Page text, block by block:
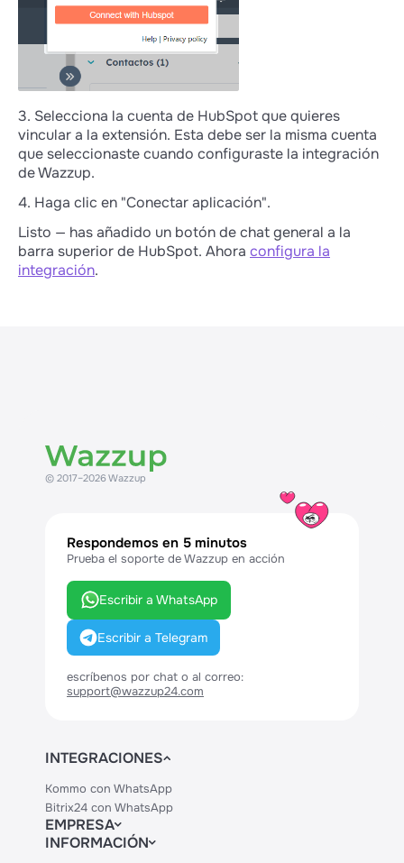
3. Selecciona la cuenta de HubSpot que quieres
vincular a la extensión. Esta debe ser la misma cuenta
que seleccionaste cuando configuraste la integración
de Wazzup.
4. Haga clic en "Conectar aplicación".
Listo — has añadido un botón de chat general a la
barra superior de HubSpot. Ahora configura la
integración.
© 2017–2026 Wazzup
Respondemos en 5 minutos
Prueba el soporte de Wazzup en acción
Escribir a WhatsApp
Escribir a Telegram
escríbenos por chat o al correo:
support@wazzup24.com
INTEGRACIONES
Kommo con WhatsApp
Bitrix24 con WhatsApp
EMPRESA
Contactos
INFORMACIÓN